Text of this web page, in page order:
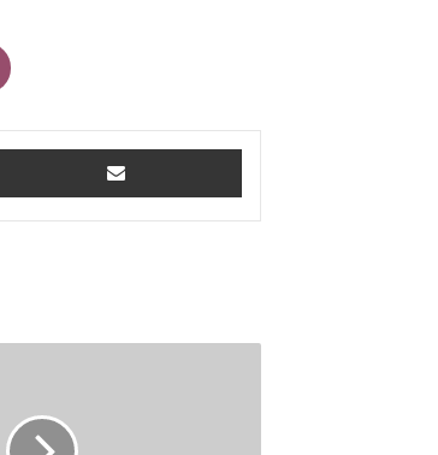
Shpërndaje me Email